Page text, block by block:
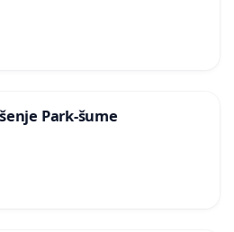
Park-šume